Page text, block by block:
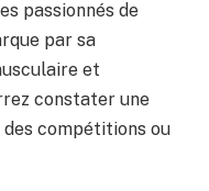
passionnés de
par sa
et
constater une
compétitions ou